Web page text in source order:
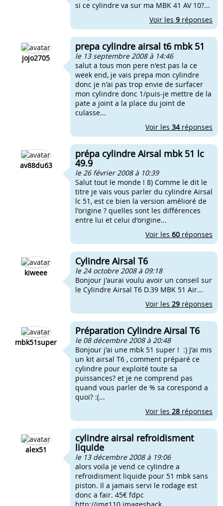
si ce cylindre va sur ma MBK 41 AV 10?...
Voir les 9 réponses
jojo2705
prepa cylindre airsal t6 mbk 51
le 13 septembre 2008 à 14:46
salut a tous mon pere n'est pas la ce
week end, je vais prepa mon cylindre
donc je n'ai pas trop envie de surfacer
mon cylindre donc 1/puis-je mettre de la
pate a joint a la place du joint de
culasse...
Voir les 34réponses
av88du63
prépa cylindre Airsal mbk 51 lc
49.9
le 26 février 2008 à 10:39
Salut tout le monde ! 8) Comme le dit le
titre je vais vous parler du cylindre Airsal
lc 51, est ce bien la version amélioré de
l'origine ? quelles sont les différences
entre lui et celui d'origine...
Voir les 60 réponses
kiweee
Cylindre Airsal T6
le 24 octobre 2008 à 09:18
Bonjour j'aurai voulu avoir un conseil sur
le Cylindre Airsal T6 D.39 MBK 51 Air...
Voir les 29 réponses
mbk51super
Préparation Cylindre Airsal T6
le 08 décembre 2008 à 20:48
Bonjour j'ai une mbk 51 super ! :) J'ai mis
un kit airsal T6 , comment préparé ce
cylindre pour exploité toute sa
puissances? et je ne comprend pas
quand vous parler de % sa corespond a
quoi? :(...
Voir les 28 réponses
alex51
cylindre airsal refroidisment
liquide
le 13 décembre 2008 à 19:06
alors voila je vend ce cylindre a
refroidisment liquide pour 51 mbk sans
piston. Il a jamais servi le rodage est
donc a fair. 45€ fdpc